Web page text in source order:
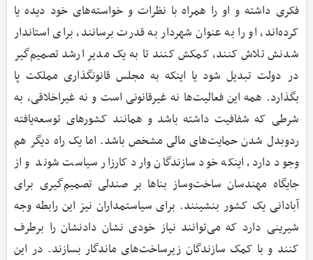
فکری داشته و او را همراه با نظرات و خواسته‌های خود دیده یا
کرده‌اند، او را به عنوان شهردار به قدرت برسانند، برای استاندار
شدنش تلاش کنند، کمکش کنند تا به یک مدیر ارشد تصمیم‌گیر
در دولت تبدیل شود یا اینکه به مجلس قانونگذاری مملکت پا
بگذارد. همه این فعالیت‌ها نه غیرقانونی است و نه غیراخلاقی، به
شرطی که شفافیت داشته باشد و همانند کشورهای توسعه‌یافته
ردوبدل شدن حمایت‌های مالی مشخص باشد. اما یک راه دیگر هم
وجود دارد، اینکه خود سازندگان وارد کارزار سیاست شوند و از
جایگاه مهندسان ساخت‌وساز بناها بر صندلی تصمیم‌گیری برای
آبادانی یک کشور بنشینند. برای سیاستمداران نیز این رابطه وجه
شیرینی دارد که می‌توانند نیاز خودی نشان دادنشان را برطرف
کنند و با کمک سازندگان زیرساخت‌های ماندگار بسازند. در این